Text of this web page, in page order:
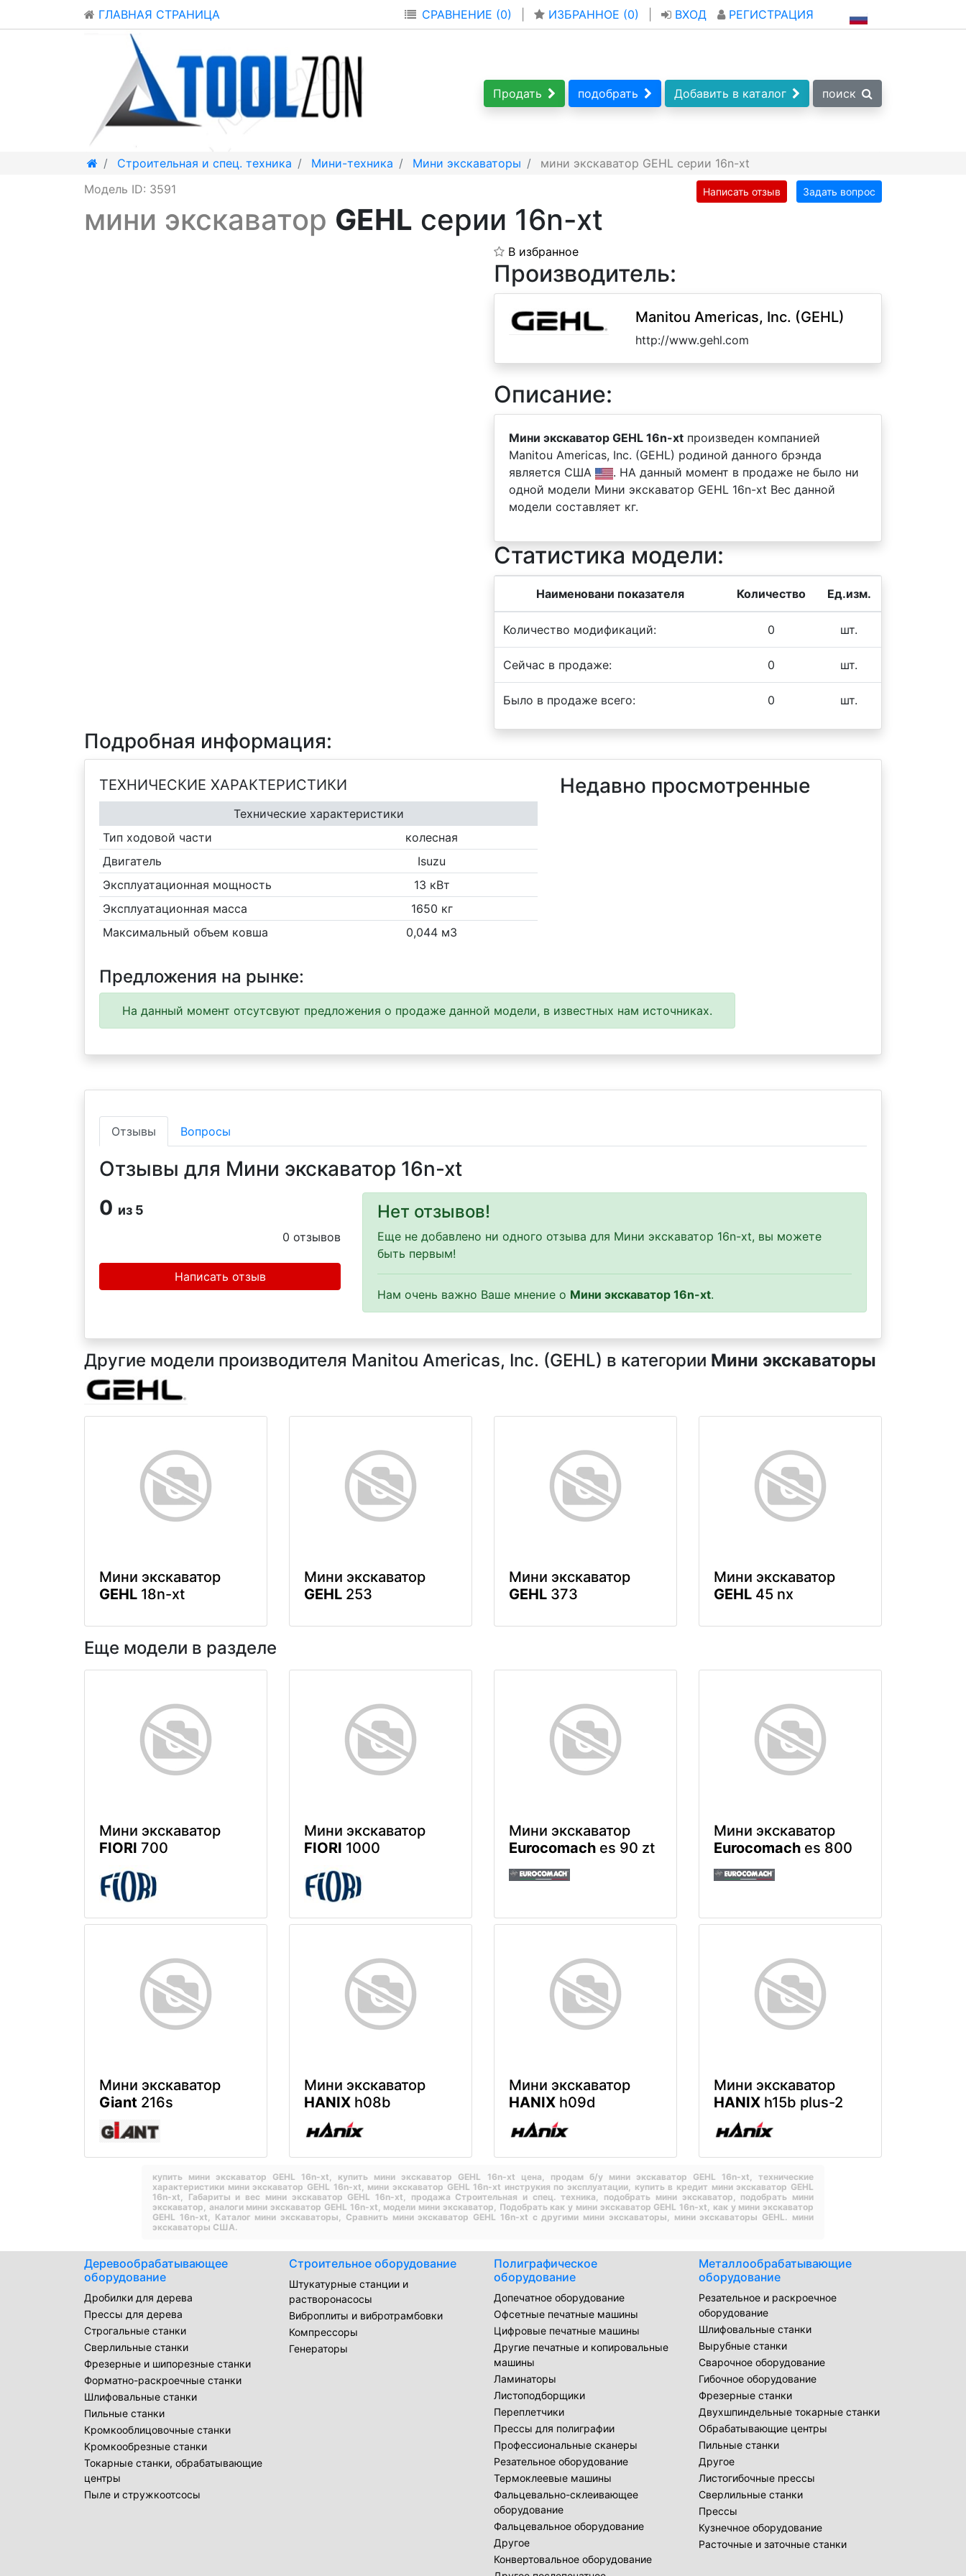
ГЛАВНАЯ СТРАНИЦА СРАВНЕНИЕ (0) ИЗБРАННОЕ (0) ВХОД РЕГИСТРАЦИЯ
Продать подобрать Добавить в каталог поиск
Строительная и спец. техника Мини-техника Мини экскаваторы
мини экскаватор GEHL серии 16n-xt
Модель ID: 3591
Написать отзыв Задать вопрос
мини экскаватор GEHL серии 16n-xt
В избранное
Производитель:
Manitou Americas, Inc. (GEHL)
http://www.gehl.com
Описание:
Мини экскаватор GEHL 16n-xt произведен компанией
Manitou Americas, Inc. (GEHL) родиной данного брэнда
является США
. НА данный момент в продаже не было ни
одной модели Мини экскаватор GEHL 16n-xt Вес данной
модели составляет кг.
Статистика модели:
Наименовани показателя Количество Ед.изм.
Количество модификаций: 0 шт.
Сейчас в продаже: 0 шт.
Было в продаже всего: 0 шт.
Подробная информация:
ТЕХНИЧЕСКИЕ ХАРАКТЕРИСТИКИ
Технические характеристики
Тип ходовой части
колесная
Двигатель
Isuzu
Эксплуатационная мощность
13 кВт
Эксплуатационная масса
1650 кг
Максимальный объем ковша
0,044 м3
Недавно просмотренные
Предложения на рынке:
На данный момент отсутсвуют предложения о продаже данной модели, в известных нам источниках.
Отзывы Вопросы
Отзывы для Мини экскаватор 16n-xt
0 из 5
0 отзывов
Написать отзыв
Нет отзывов!
Еще не добавлено ни одного отзыва для Мини экскаватор 16n-xt, вы можете
быть первым!
Нам очень важно Ваше мнение о Мини экскаватор 16n-xt.
Другие модели производителя Manitou Americas, Inc. (GEHL) в категории Мини экскаваторы
Мини экскаватор
GEHL 18n-xt
Мини экскаватор
GEHL 253
Мини экскаватор
GEHL 373
Мини экскаватор
GEHL 45 nx
Еще модели в разделе
Мини экскаватор
FIORI 700
Мини экскаватор
FIORI 1000
Мини экскаватор
Eurocomach es 90 zt
Мини экскаватор
Eurocomach es 800
Мини экскаватор
Giant 216s
Мини экскаватор
HANIX h08b
Мини экскаватор
HANIX h09d
Мини экскаватор
HANIX h15b plus-2
купить мини экскаватор GEHL 16n-xt, купить мини экскаватор GEHL 16n-xt цена, продам б/у мини экскаватор GEHL 16n-xt,технические
характеристики мини экскаватор GEHL 16n-xt, мини экскаватор GEHL 16n-xt инструкия по эксплуатации, купить в кредит мини экскаватор GEHL
16n-xt, Габариты и вес мини экскаватор GEHL 16n-xt, продажа Строительная и спец. техника, подобрать мини экскаватор, подобрать мини
экскаватор, аналоги мини экскаватор GEHL 16n-xt, модели мини экскаватор, Подобрать как у мини экскаватор GEHL 16n-xt, как у мини экскаватор
GEHL 16n-xt, Каталог мини экскаваторы, Сравнить мини экскаватор GEHL 16n-xt с другими мини экскаваторы, мини экскаваторы GEHL. мини
экскаваторы США.
Деревообрабатывающее
оборудование
Дробилки для дерева
Прессы для дерева
Строгальные станки
Сверлильные станки
Фрезерные и шипорезные станки
Форматно-раскроечные станки
Шлифовальные станки
Пильные станки
Кромкооблицовочные станки
Кромкообрезные станки
Токарные станки, обрабатывающие
центры
Пыле и стружкоотсосы
Строительное оборудование
Штукатурные станции и
растворонасосы
Виброплиты и вибротрамбовки
Компрессоры
Генераторы
Полиграфическое
оборудование
Допечатное оборудование
Офсетные печатные машины
Цифровые печатные машины
Другие печатные и копировальные
машины
Ламинаторы
Листоподборщики
Переплетчики
Прессы для полиграфии
Профессиональные сканеры
Резательное оборудование
Термоклеевые машины
Фальцевально-склеивающее
оборудование
Фальцевальное оборудование
Другое
Конвертовальное оборудование
Металлообрабатывающие
оборудование
Резательное и раскроечное
оборудование
Шлифовальные станки
Вырубные станки
Сварочное оборудование
Гибочное оборудование
Фрезерные станки
Двухшпиндельные токарные станки
Обрабатывающие центры
Пильные станки
Другое
Листогибочные прессы
Сверлильные станки
Прессы
Кузнечное оборудование
Расточные и заточные станки